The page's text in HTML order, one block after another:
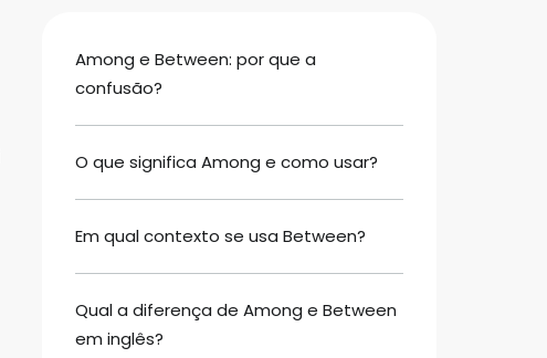
Among e Between: por que a
confusão?
O que significa Among e como usar?
Em qual contexto se usa Between?
Qual a diferença de Among e Between
em inglês?